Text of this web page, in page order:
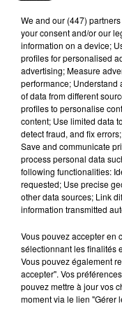
Des tentatives
Des personnes
informations
LE GRAND
We and our (447) partners
your consent and/or our
information on a device;
profiles for personalised
advertising; Measure
performance; Understand
of data from different
profiles to personalise
content; Use limited data
detect fraud, and fix
Save and communicate
process personal data
following functionalities:
requested; Use precise
other data sources; Link
information transmitted
Vous pouvez accepter en
sélectionnant les finalités
Vous pouvez également
accepter". Vos
pouvez mettre à jour vos
moment via le lien "Gérer